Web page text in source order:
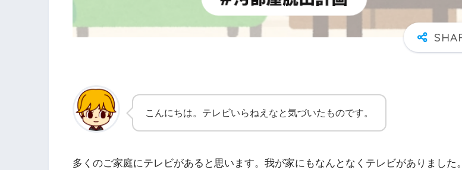
こんにちは。テレビいらねえなと気づいたものです。
多くのご家庭にテレビがあると思います。我が家にもなんとなくテレビがありました。